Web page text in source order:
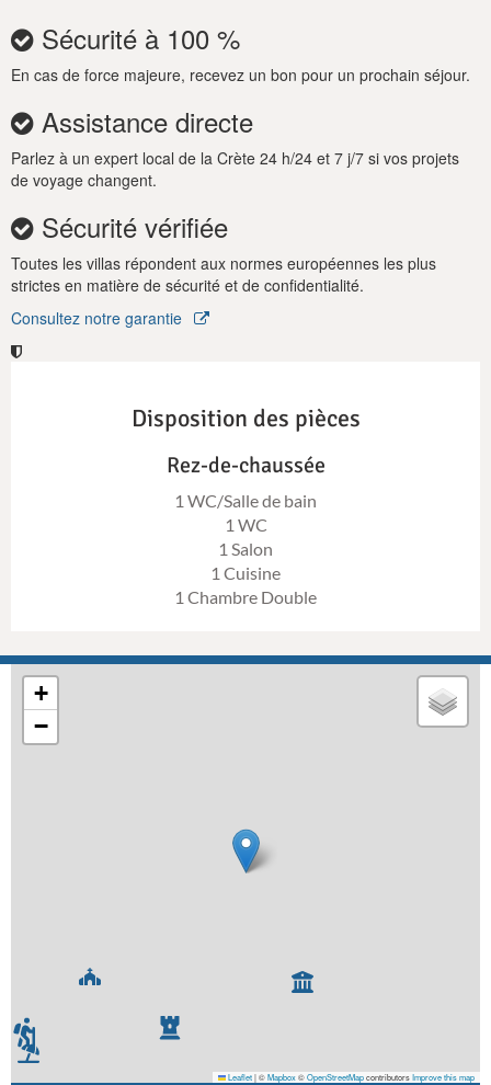
Sécurité à 100 %
En cas de force majeure, recevez un bon pour un prochain séjour.
Assistance directe
Parlez à un expert local de la Crète 24 h/24 et 7 j/7 si vos projets
de voyage changent.
Sécurité vérifiée
Toutes les villas répondent aux normes européennes les plus
strictes en matière de sécurité et de confidentialité.
Consultez notre garantie
Disposition des pièces
Rez-de-chaussée
1 WC/Salle de bain
1 WC
1 Salon
1 Cuisine
1 Chambre Double
+
−
Leaflet|©Mapbox©OpenStreetMapcontributorsImprove this map